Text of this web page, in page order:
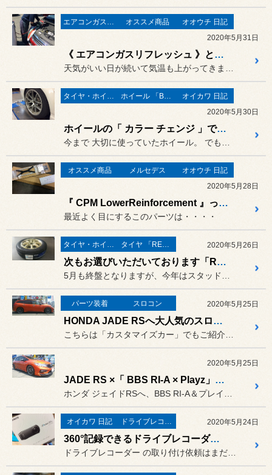
エアコンガス・リフレッシュ オススメ商品
オオウチ 日記
2020年5月31日
《 エアコンガスリフレッシュ 》と『 WAKO'S PAC-P 』 で暑い日も涼しい室内に。
タイヤ・ホイール ホイール 「BBS」
オイカワ 日記
2020年5月30日
ホイールの「 カラー チェンジ 」でイメージ 一新！
オススメ商品 メルセデス
オオウチ 日記
2020年5月28日
『 CPM LowerReinforcement 』って？
最近よく目にするこのパーツは・・・・
タイヤ・ホイール タイヤ 「REGNO」 2020年5月26日
次もお選びいただいております「REGNO」!
パーツ装着 スロコン 2020年5月25日
HONDA JADE RSへ大人気のスロコン「New PPT」装着！
2020年5月25日
JADE RS ×「 BBS RI-A × Playz」＆「CUSCO」！
オイカワ 日記 ドライブレコーダー 2020年5月24日
360°記録できるドライブレコーダー 。カーメイト 「 dAction360 s 」